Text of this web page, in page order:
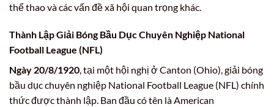
thể thao và các vấn đề xã hội quan trọng khác.
Thành Lập Giải Bóng Bầu Dục Chuyên Nghiệp National
Football League (NFL)
Ngày 20/8/1920, tại một hội nghị ở Canton (Ohio), giải bóng
bầu dục chuyên nghiệp National Football League (NFL) chính
thức được thành lập. Ban đầu có tên là American